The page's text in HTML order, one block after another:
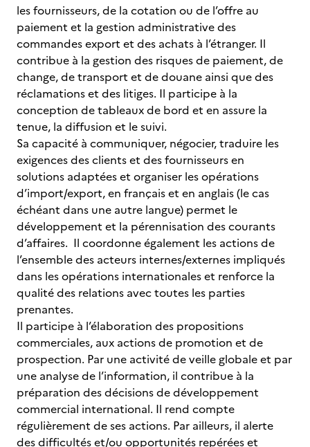
les fournisseurs, de la cotation ou de l’offre au
paiement et la gestion administrative des
commandes export et des achats à l’étranger. Il
contribue à la gestion des risques de paiement, de
change, de transport et de douane ainsi que des
réclamations et des litiges. Il participe à la
conception de tableaux de bord et en assure la
tenue, la diffusion et le suivi.
Sa capacité à communiquer, négocier, traduire les
exigences des clients et des fournisseurs en
solutions adaptées et organiser les opérations
d’import/export, en français et en anglais (le cas
échéant dans une autre langue) permet le
développement et la pérennisation des courants
d’affaires. Il coordonne également les actions de
l’ensemble des acteurs internes/externes impliqués
dans les opérations internationales et renforce la
qualité des relations avec toutes les parties
prenantes.
Il participe à l’élaboration des propositions
commerciales, aux actions de promotion et de
prospection. Par une activité de veille globale et par
une analyse de l’information, il contribue à la
préparation des décisions de développement
commercial international. Il rend compte
régulièrement de ses actions. Par ailleurs, il alerte
des difficultés et/ou opportunités repérées et